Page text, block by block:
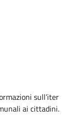
sull’iter
ai cittadini.